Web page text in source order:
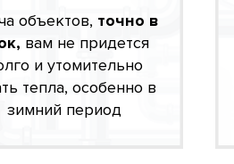
объектов, точно в
вам не придется
и утомительно
тепла, особенно в
зимний период